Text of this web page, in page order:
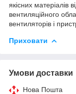
якісних матеріалів
вентиляційного
вентиляторів і
Приховати
Умови доставки
Нова Пошта